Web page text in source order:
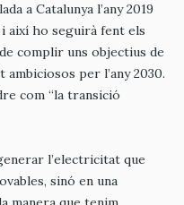
a Catalunya l’any 2019
així ho seguirà fent els
complir uns objectius de
per l’any 2030.
com “la transició
l’electricitat que
sinó en una